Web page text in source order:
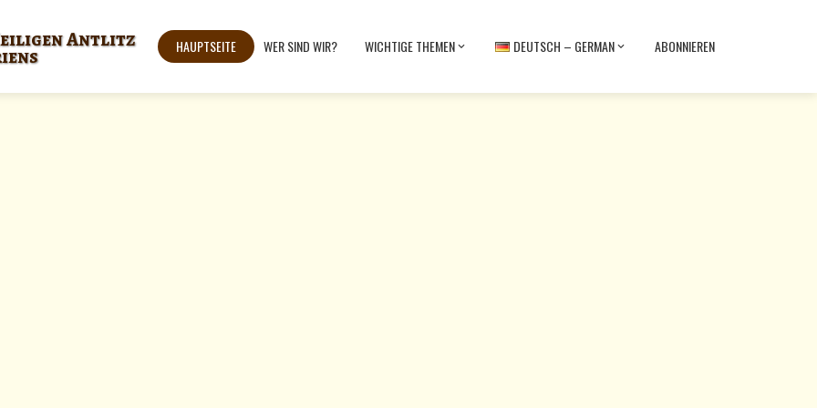
Antlitz HAUPTSEITE WER SIND WIR? WICHTIGE THEMEN DEUTSCH – GERMAN ABONNIEREN